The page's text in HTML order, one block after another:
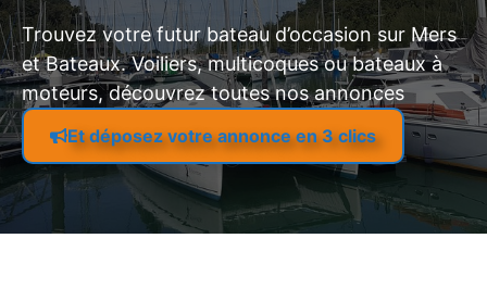
Trouvez votre futur bateau d’occasion sur Mers
et Bateaux. Voiliers, multicoques ou bateaux à
moteurs, découvrez toutes nos annonces
Et déposez votre annonce en 3 clics